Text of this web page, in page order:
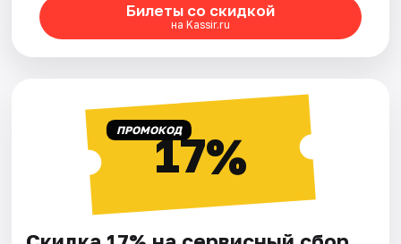
Билеты со скидкой
на Kassir.ru
ПРОМОКОД17%